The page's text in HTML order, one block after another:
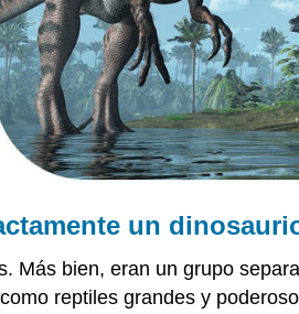
un
Más bien, eran un grupo
reptiles grandes y